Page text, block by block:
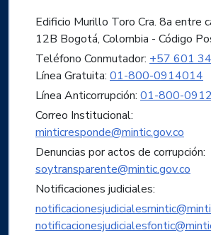
Edificio Murillo Toro Cra. 8a entre
12B Bogotá, Colombia - Código
Teléfono Conmutador: +57 601
Línea Gratuita: 01-800-0914014
Línea Anticorrupción: 01-800-
Correo Institucional:
minticresponde@mintic.gov.co
Denuncias por actos de corrupción:
soytransparente@mintic.gov.co
Notificaciones judiciales: